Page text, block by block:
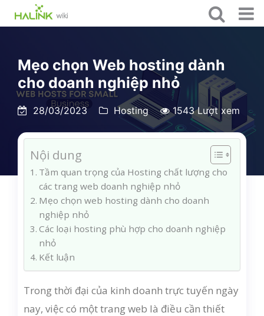
Mẹo chọn Web hosting dành
cho doanh nghiệp nhỏ
28/03/2023 Hosting 1543 Lượt xem
Nội dung
Tầm quan trọng của Hosting chất lượng cho
các trang web doanh nghiệp nhỏ
Mẹo chọn web hosting dành cho doanh
nghiệp nhỏ
Các loại hosting phù hợp cho doanh nghiệp
nhỏ
Kết luận
Trong thời đại của kinh doanh trực tuyến ngày
nay, việc có một trang web là điều cần thiết